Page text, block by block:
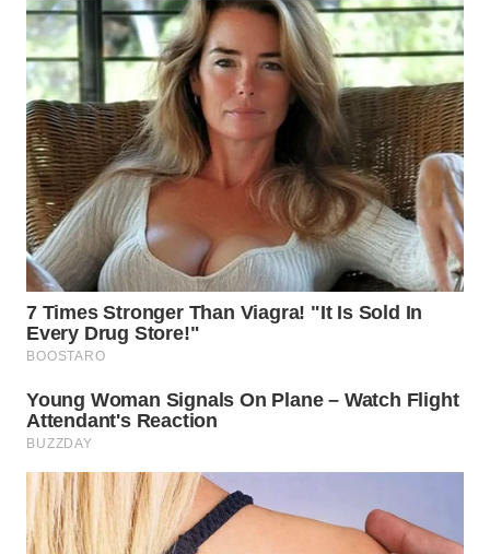
WN
DAIRI
WN
DANAU
TOBA
WN
NIAS
WN
LANGKAT
TAPANULI
SELATAN
WN
TANJUNG
LESUNG